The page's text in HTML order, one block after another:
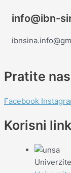
info@ibn-
Pratite nas
Facebook
Korisni